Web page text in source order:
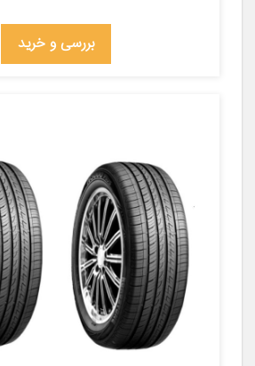
بررسی و خرید